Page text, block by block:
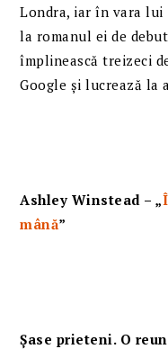
Londra, iar în vara lui
la romanul ei de
împlinească treizeci
Google și lucrează la
Ashley Winstead – „
mână”
Șase prieteni. O